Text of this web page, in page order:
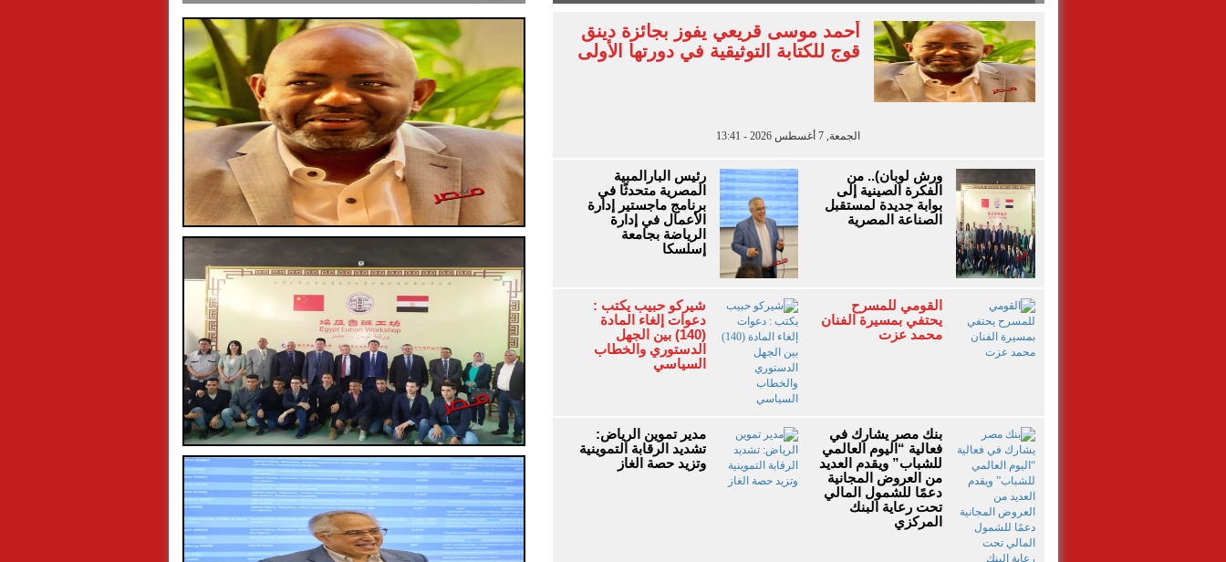
أحمد موسى قريعي يفوز بجائزة دينق
قوج للكتابة التوثيقية في دورتها الأولى
الجمعة, 7 أغسطس 2026 - 13:41
ورش لوبان).. من
الفكرة الصينية إلى
بوابة جديدة لمستقبل
الصناعة المصرية
رئيس البارالمبية
المصرية متحدثًا في
برنامج ماجستير إدارة
الأعمال في إدارة
الرياضة بجامعة
إسلسكا
القومي للمسرح
يحتفي بمسيرة الفنان
محمد عزت
شيركو حبيب يكتب :
دعوات إلغاء المادة
(140) بين الجهل
الدستوري والخطاب
السياسي
بنك مصر يشارك في
فعالية “اليوم العالمي
للشباب” ويقدم العديد
من العروض المجانية
دعمًا للشمول المالي
تحت رعاية البنك
المركزي
مدير تموين الرياض:
تشديد الرقابة التموينية
وتزيد حصة الغاز